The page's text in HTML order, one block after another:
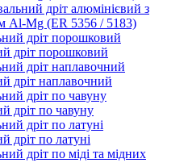
дріт алюмінієвий з
Al-Mg (ER 5356 / 5183)
дріт порошковий
дріт наплавочний
дріт по чавуну
дріт по латуні